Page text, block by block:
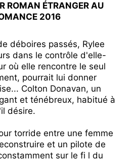
ROMAN ÉTRANGER AU
2016
déboires passés, Rylee
dans le contrôle d'elle-
où elle rencontre le seul
pourrait lui donner
Colton Donavan, un
et ténébreux, habitué à
désire.
torride entre une femme
et un pilote de
sur le fi l du